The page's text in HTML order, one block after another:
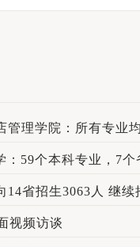
管理学院：所有专业
：59个本科专业，7
14省招生3063人 继续
视频访谈